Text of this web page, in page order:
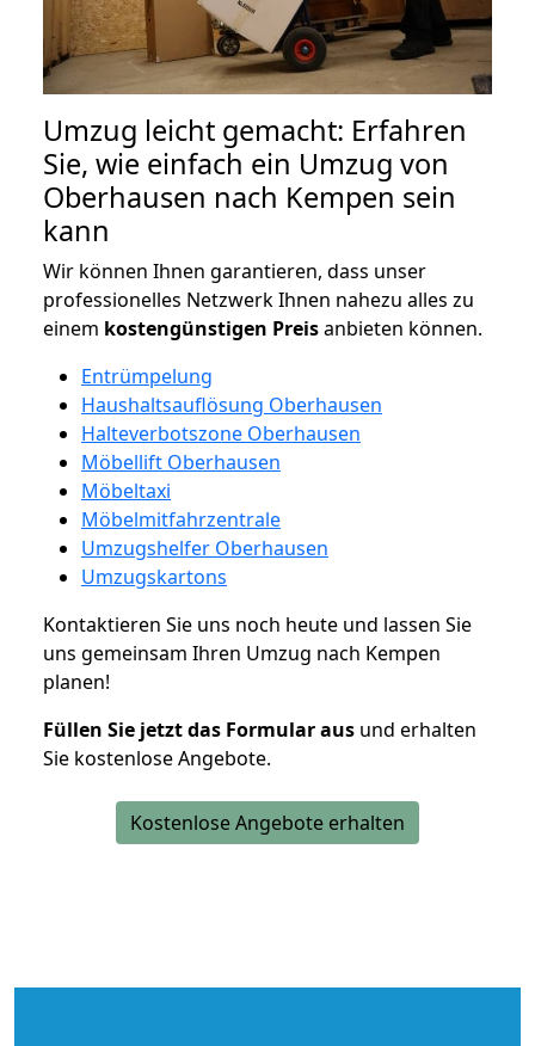
Umzug leicht gemacht: Erfahren
Sie, wie einfach ein Umzug von
Oberhausen nach Kempen sein
kann
Wir können Ihnen garantieren, dass unser
professionelles Netzwerk Ihnen nahezu alles zu
einem kostengünstigen Preisanbieten können.
Entrümpelung
Haushaltsauflösung Oberhausen
Halteverbotszone Oberhausen
Möbellift Oberhausen
Möbeltaxi
Möbelmitfahrzentrale
Umzugshelfer Oberhausen
Umzugskartons
Kontaktieren Sie uns noch heute und lassen Sie
uns gemeinsam Ihren Umzug nach Kempen
planen!
Füllen Sie jetzt das Formular aus und erhalten
Sie kostenlose Angebote.
Kostenlose Angebote erhalten